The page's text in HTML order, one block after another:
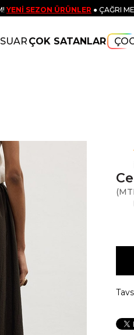
YENİ SEZON ÜRÜNLER ● ÇAĞRI
ÇOK SATANLAR